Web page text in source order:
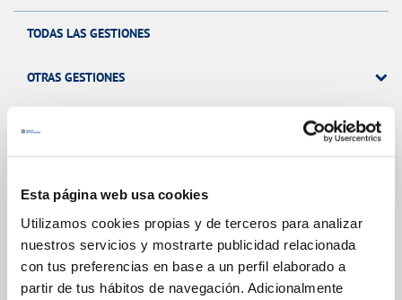
Esta página web usa cookies
Utilizamos cookies propias y de terceros para analizar
nuestros servicios y mostrarte publicidad relacionada
con tus preferencias en base a un perfil elaborado a
partir de tus hábitos de navegación. Adicionalmente
TODAS LAS GESTIONES
OTRAS GESTIONES
FACTURAS Y PRECIOS
ATENCIÓN AL CLIENTE